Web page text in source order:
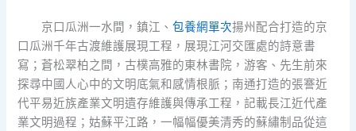
京口瓜洲一水間，鎮江、 包養網單次揚州配合打造的京
口瓜洲千年古渡維護展現工程，展現江河交匯處的詩意書
寫；蒼松翠柏之間，古樸高雅的東林書院，游客、先生前來
探尋中國人心中的文明底氣和感情根脈；南通打造的張謇近
代平易近族產業文明遺存維護與傳承工程，記載長江近代產
業文明過程；姑蘇平江路，一幅幅優美清秀的蘇繡制品從這